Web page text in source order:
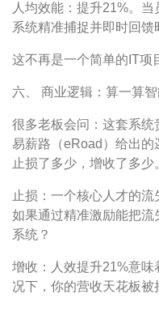
人均效能：提升21%。
系统精准捕捉并即时回馈
这不再是一个简单的IT项
六、 商业逻辑：算一算
很多老板会问：这套系统
易薪路（eRoad）给出
止损了多少，增收了多少
止损：一个核心人才的流
如果通过精准激励能把
系统？
增收：人效提升21%意
况下，你的营收天花板被